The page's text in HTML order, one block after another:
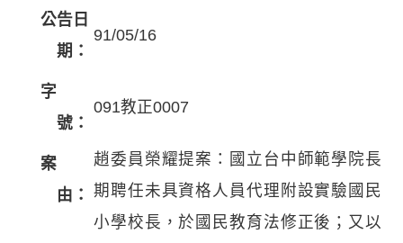
公告日
期：
91/05/16
字
號：
091教正0007
案
由：
趙委員榮耀提案：國立台中師範學院長
期聘任未具資格人員代理附設實驗國民
小學校長，於國民教育法修正後；又以